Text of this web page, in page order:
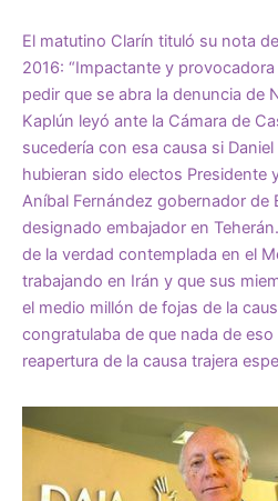
El matutino Clarín tituló su nota
2016: “Impactante y provocadora
pedir que se abra la denuncia de
Kaplún leyó ante la Cámara de
sucedería con esa causa si
hubieran sido electos Presidente
Aníbal Fernández gobernador de
designado embajador en
de la verdad contemplada en el
trabajando en Irán y que sus
el medio millón de fojas de la
congratulaba de que nada de
reapertura de la causa trajera